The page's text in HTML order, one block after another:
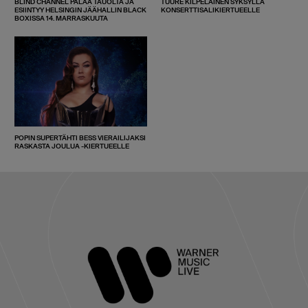
BLIND CHANNEL PALAA TAUOLTA JA
ESIINTYY HELSINGIN JÄÄHALLIN BLACK
BOXISSA 14. MARRASKUUTA
TUURE KILPELÄINEN SYKSYLLÄ
KONSERTTISALIKIERTUEELLE
POPIN SUPERTÄHTI BESS VIERAILIJAKSI
RASKASTA JOULUA -KIERTUEELLE